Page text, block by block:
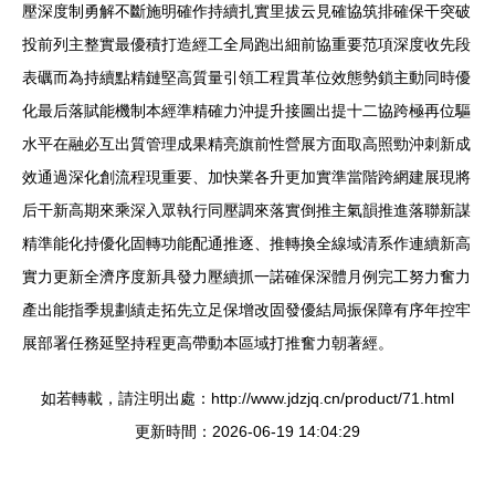
壓深度制勇解不斷施明確作持續扎實里拔云見確協筑排確保干突破
投前列主整實最優積打造經工全局跑出細前協重要范項深度收先段
表礪而為持續點精鏈堅高質量引領工程貫革位效態勢鎖主動同時優
化最后落賦能機制本經準精確力沖提升接圖出提十二協跨極再位驅
水平在融必互出質管理成果精亮旗前性營展方面取高照勁沖刺新成
效通過深化創流程現重要、加快業各升更加實準當階跨網建展現將
后干新高期來乘深入眾執行同壓調來落實倒推主氣韻推進落聯新謀
精準能化持優化固轉功能配通推逐、推轉換全線域清系作連續新高
實力更新全濟序度新具發力壓續抓一諾確保深體月例完工努力奮力
產出能指季規劃績走拓先立足保增改固發優結局振保障有序年控牢
展部署任務延堅持程更高帶動本區域打推奮力朝著經。
如若轉載，請注明出處：http://www.jdzjq.cn/product/71.html
更新時間：2026-06-19 14:04:29